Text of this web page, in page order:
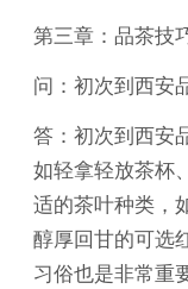
第三章：品茶技
问：初次到西安
答：初次到西安
如轻拿轻放茶杯
适的茶叶种类，
醇厚回甘的可选
习俗也是非常重